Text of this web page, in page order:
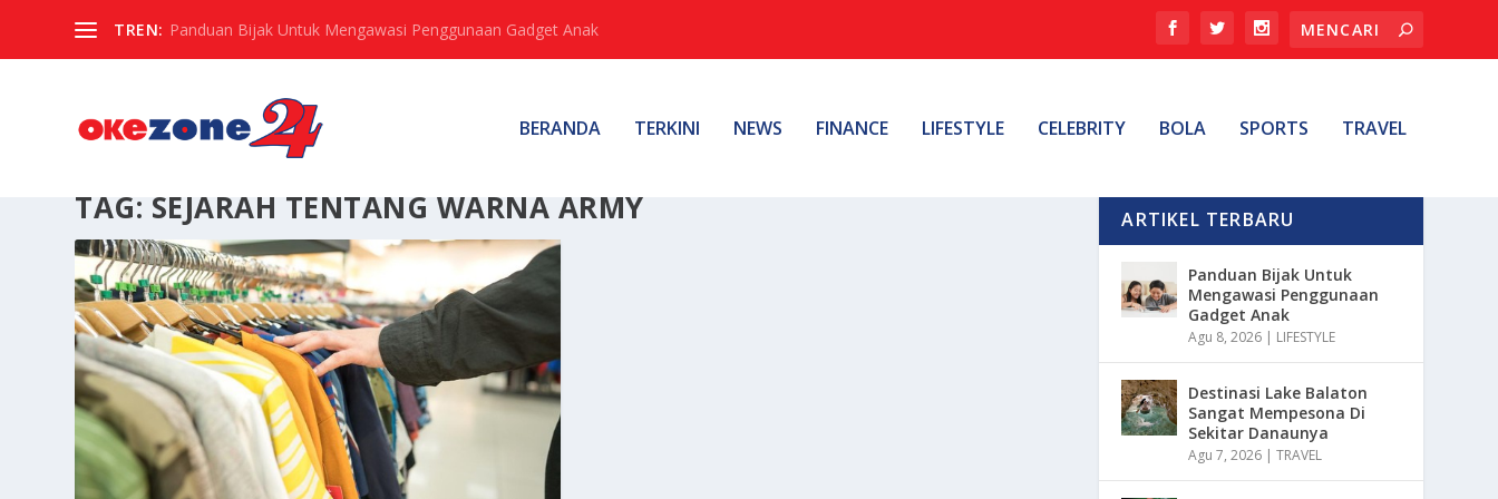
TREN: Panduan Bijak Untuk Mengawasi Penggunaan Gadget Anak
BERANDA TERKINI NEWS FINANCE LIFESTYLE CELEBRITY BOLA SPORTS TRAVEL
TAG: SEJARAH TENTANG WARNA ARMY ARTIKEL TERBARU
Panduan Bijak Untuk
Mengawasi Penggunaan
Gadget Anak
Agu 8, 2026 | LIFESTYLE
Destinasi Lake Balaton
Sangat Mempesona Di
Sekitar Danaunya
Agu 7, 2026 |TRAVEL